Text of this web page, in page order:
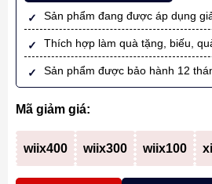
Sản phẩm đang được áp dụng
Thích hợp làm quà tặng, biếu,
Sản phẩm được bảo hành 12
Mã giảm giá:
wiix400 wiix300 wiix100